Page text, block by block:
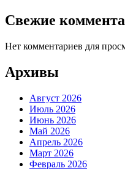
Свежие
Нет комментариев для
Архивы
Август 2026
Июль 2026
Июнь 2026
Май 2026
Апрель 2026
Март 2026
Февраль 2026